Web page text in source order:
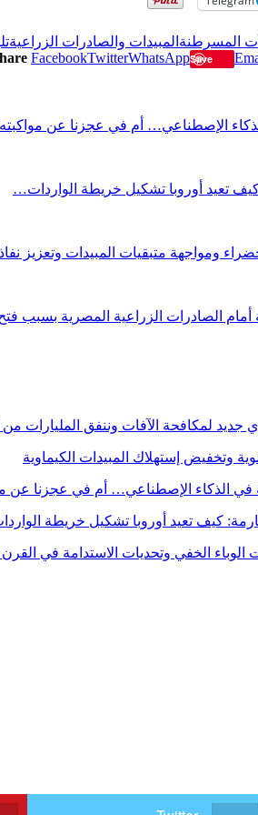
المسرطنة المبيدات والصادرات الزراعية
FacebookTwitterWhatsAppSave
الإصطناعي… أم في عجزنا عن
تعيد أوروبا تشكيل خريطة الواردات…
ومواجهة متبقيات المبيدات وتعزيز
الصادرات الزراعية المصرية بسبب
لمكافحة الآفات وننفق المليارات من
وتخفيض إستهلاك المبيدات الكيماوية
الذكاء الإصطناعي… أم في عجزنا عن
كيف تعيد أوروبا تشكيل خريطة الواردات
الخفي وتحديات الاستدامة في